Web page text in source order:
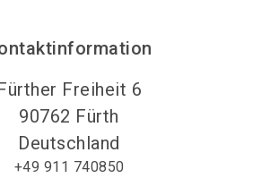
Freiheit 6
90762 Fürth
Deutschland
+49 911 740850